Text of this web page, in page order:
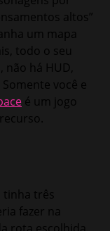
altos”
um mapa
todo o seu
há HUD,
você e
é um jogo
tinha três
fazer na
rota escolhida